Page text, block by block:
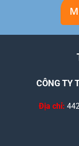
CÔNG TY
Địa chỉ: